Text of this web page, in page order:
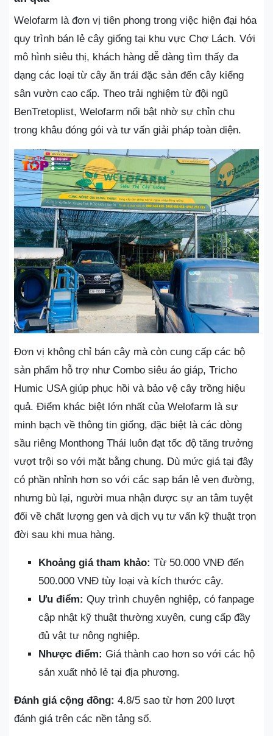
Welofarm là đơn vị tiên phong trong việc hiện đại hóa
quy trình bán lẻ cây giống tại khu vực Chợ Lách. Với
mô hình siêu thị, khách hàng dễ dàng tìm thấy đa
dạng các loại từ cây ăn trái đặc sản đến cây kiểng
sân vườn cao cấp. Theo trải nghiệm từ đội ngũ
BenTretoplist, Welofarm nổi bật nhờ sự chỉn chu
trong khâu đóng gói và tư vấn giải pháp toàn diện.
Đơn vị không chỉ bán cây mà còn cung cấp các bộ
sản phẩm hỗ trợ như Combo siêu áo giáp, Tricho
Humic USA giúp phục hồi và bảo vệ cây trồng hiệu
quả. Điểm khác biệt lớn nhất của Welofarm là sự
minh bạch về thông tin giống, đặc biệt là các dòng
sầu riêng Monthong Thái luôn đạt tốc độ tăng trưởng
vượt trội so với mặt bằng chung. Dù mức giá tại đây
có phần nhỉnh hơn so với các sạp bán lẻ ven đường,
nhưng bù lại, người mua nhận được sự an tâm tuyệt
đối về chất lượng gen và dịch vụ tư vấn kỹ thuật trọn
đời sau khi mua hàng.
Khoảng giá tham khảo: Từ 50.000 VNĐ đến
500.000 VNĐ tùy loại và kích thước cây.
Ưu điểm: Quy trình chuyên nghiệp, có fanpage
cập nhật kỹ thuật thường xuyên, cung cấp đầy
đủ vật tư nông nghiệp.
Nhược điểm: Giá thành cao hơn so với các hộ
sản xuất nhỏ lẻ tại địa phương.
Đánh giá cộng đồng: 4.8/5 sao từ hơn 200 lượt
đánh giá trên các nền tảng số.